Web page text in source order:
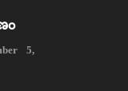
5,